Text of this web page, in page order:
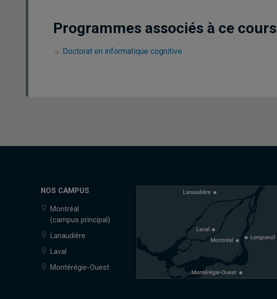
Programmes associés à ce cours
Doctorat en informatique cognitive
NOS CAMPUS
Montréal
(campus principal)
Lanaudière
Laval
Montérégie-Ouest